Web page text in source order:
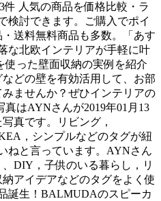
件 人気の商品を価格比較・ラ
検討できます。ご購入でポイ
送料無料商品も多数。「あす
な北欧インテリアが手軽に叶
使った壁面収納の実例を紹介
どの壁を有効活用して、お部
ませんか？ぜひインテリアの
はAYNさんが2019年01月13
真です。リビング，
，シンプルなどのタグが紐
ねと言っています。AYNさん
DIY，子供のいる暮らし，リ
アイデアなどのタグをよく使
誕生！BALMUDAのスピーカ